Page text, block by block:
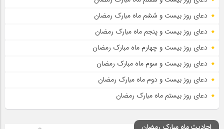
دعای روز بیست و ششم ماه مبارک رمضان
دعای روز بیست و پنجم ماه مبارک رمضان
دعای روز بیست و چهارم ماه مبارک رمضان
دعای روز بیست و سوم ماه مبارک رمضان
دعای روز بیست و دوم ماه مبارک رمضان
دعای روز بیستم ماه مبارک رمضان